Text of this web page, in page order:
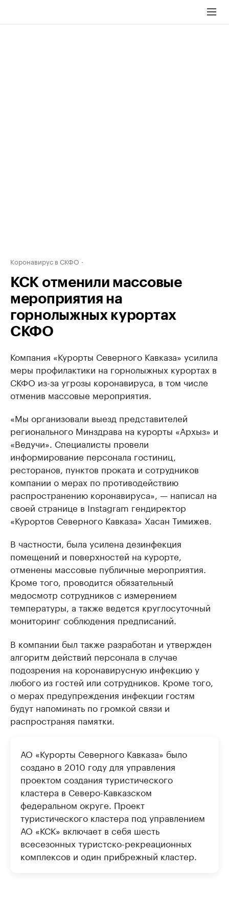
Коронавирус в СКФО
КСК отменили массовые
мероприятия на
горнолыжных курортах
СКФО
Компания «Курорты Северного Кавказа» усилила
меры профилактики на горнолыжных курортах в
СКФО из-за угрозы коронавируса, в том числе
отменив массовые мероприятия.
«Мы организовали выезд представителей
регионального Минздрава на курорты «Архыз» и
«Ведучи». Специалисты провели
информирование персонала гостиниц,
ресторанов, пунктов проката и сотрудников
компании о мерах по противодействию
распространению коронавируса», — написал на
своей странице в Instagram гендиректор
«Курортов Северного Кавказа» Хасан Тимижев.
В частности, была усилена дезинфекция
помещений и поверхностей на курорте,
отменены массовые публичные мероприятия.
Кроме того, проводится обязательный
медосмотр сотрудников с измерением
температуры, а также ведется круглосуточный
мониторинг соблюдения предписаний.
В компании был также разработан и утвержден
алгоритм действий персонала в случае
подозрения на коронавирусную инфекцию у
любого из гостей или сотрудников. Кроме того,
о мерах предупреждения инфекции гостям
будут напоминать по громкой связи и
распространяя памятки.
АО «Курорты Северного Кавказа» было
создано в 2010 году для управления
проектом создания туристического
кластера в Северо-Кавказском
федеральном округе. Проект
туристического кластера под управлением
АО «КСК» включает в себя шесть
всесезонных туристско-рекреационных
комплексов и один прибрежный кластер.